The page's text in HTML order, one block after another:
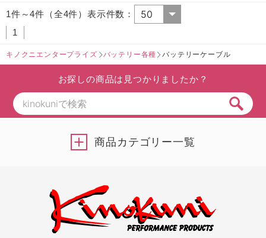
1件～4件（全4件）表示件数：
1
キノクニエンタープライズ バッテリー各種 バッテリーケーブル
お探しの商品は見つかりましたか？
商品カテゴリー一覧